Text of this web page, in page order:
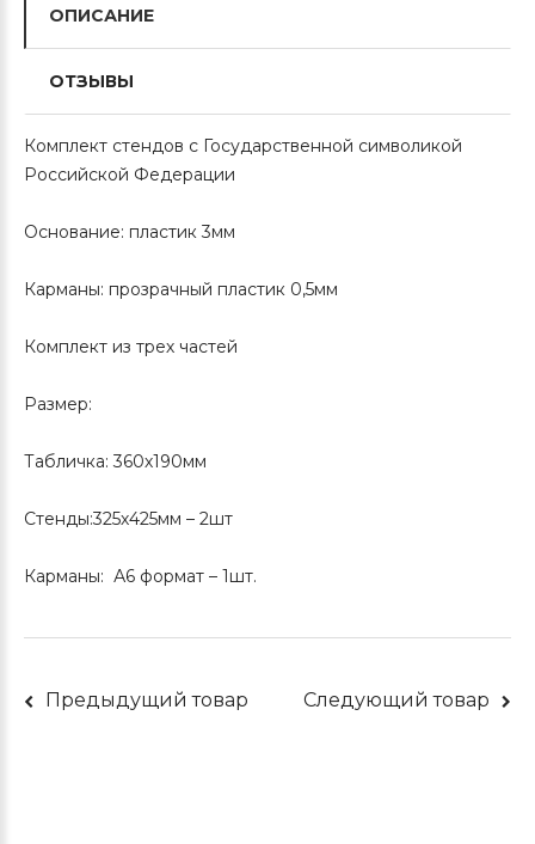
ОПИСАНИЕ
ОТЗЫВЫ
Комплект стендов с Государственной символикой
Российской Федерации
Основание: пластик 3мм
Карманы: прозрачный пластик 0,5мм
Комплект из трех частей
Размер:
Табличка: 360х190мм
Стенды:325х425мм – 2шт
Карманы: А6 формат – 1шт.
Предыдущий товар Следующий товар